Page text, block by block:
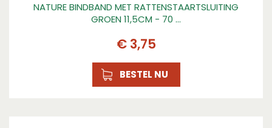
NATURE BINDBAND MET RATTENSTAARTSLUITING
GROEN 11,5CM - 70 …
€ 3,75
BESTEL NU